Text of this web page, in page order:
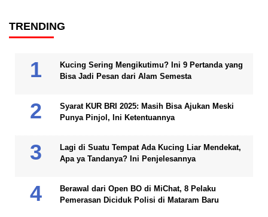
TRENDING
Kucing Sering Mengikutimu? Ini 9 Pertanda yang
Bisa Jadi Pesan dari Alam Semesta
Syarat KUR BRI 2025: Masih Bisa Ajukan Meski
Punya Pinjol, Ini Ketentuannya
Lagi di Suatu Tempat Ada Kucing Liar Mendekat,
Apa ya Tandanya? Ini Penjelesannya
Berawal dari Open BO di MiChat, 8 Pelaku
Pemerasan Diciduk Polisi di Mataram Baru